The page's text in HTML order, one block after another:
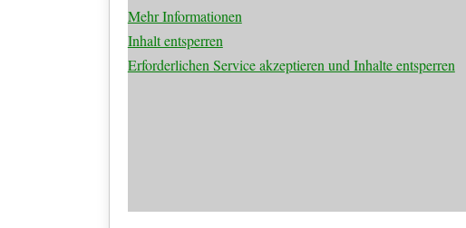
Mehr Informationen
Inhalt entsperren
Erforderlichen Service akzeptieren und Inhalte entsperren